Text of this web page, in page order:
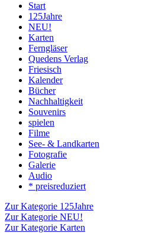
Start
125Jahre
NEU!
Karten
Ferngläser
Quedens Verlag
Friesisch
Kalender
Bücher
Nachhaltigkeit
Souvenirs
spielen
Filme
See- & Landkarten
Fotografie
Galerie
Audio
* preisreduziert
Zur Kategorie 125Jahre
Zur Kategorie NEU!
Zur Kategorie Karten